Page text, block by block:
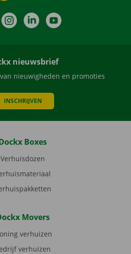
InstagramLinkedIn
nieuwsbrief
nieuwigheden en promoties
INSCHRIJVEN
Boxes
Verhuisdozen
Movers
verhuizen
verhuizen